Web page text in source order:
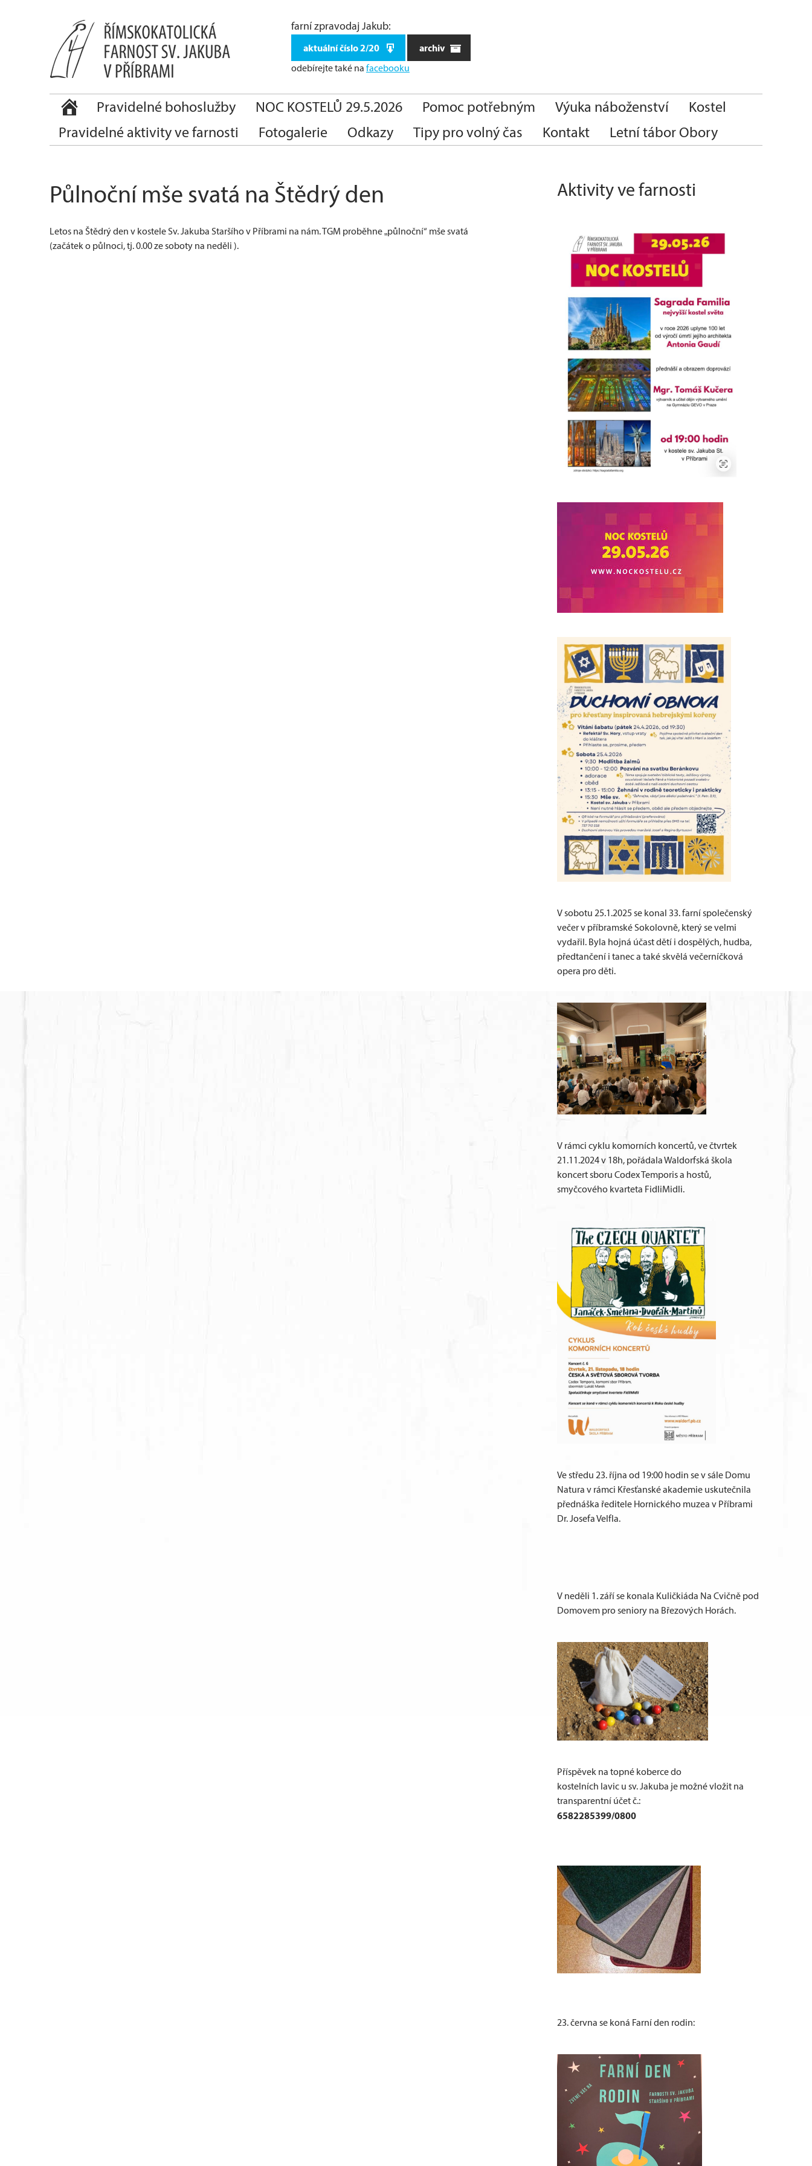
farní zpravodaj Jakub:
aktuální číslo 2/20 archiv
odebírejte také na facebooku
Pravidelné bohoslužby NOC KOSTELŮ 29.5.2026 Pomoc potřebným Výuka náboženství
Kostel
Pravidelné aktivity ve farnosti
Fotogalerie Odkazy Tipy pro volný čas Kontakt Letní tábor Obory
Půlnoční mše svatá na Štědrý den
Letos na Štědrý den v kostele Sv. Jakuba Staršího v Příbrami na nám. TGM proběhne „půlnoční“ mše svatá
(začátek o půlnoci, tj. 0.00 ze soboty na neděli ).
Aktivity ve farnosti
V sobotu 25.1.2025 se konal 33. farní společenský
večer v příbramské Sokolovně, který se velmi
vydařil. Byla hojná účast dětí i dospělých, hudba,
předtančení i tanec a také skvělá večerníčková
opera pro děti.
V rámci cyklu komorních koncertů, ve čtvrtek
21.11.2024 v 18h, pořádala Waldorfská škola
koncert sboru Codex Temporis a hostů,
smyčcového kvarteta FidliMidli.
Ve středu 23. října od 19:00 hodin se v sále Domu
Natura v rámci Křesťanské akademie uskutečnila
přednáška ředitele Hornického muzea v Příbrami
Dr. Josefa Velfla.
V neděli 1. září se konala Kuličkiáda Na Cvičně pod
Domovem pro seniory na Březových Horách.
Příspěvek na topné koberce do
kostelních lavic u sv. Jakuba je možné vložit na
transparentní účet č.:
6582285399/0800
23. června se koná Farní den rodin: